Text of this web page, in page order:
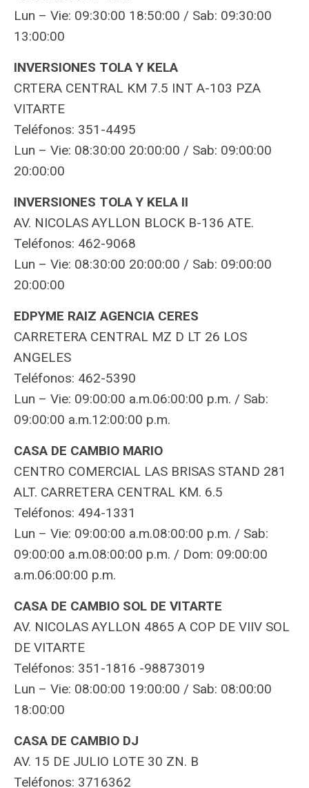
Lun – Vie: 09:30:00 18:50:00 / Sab: 09:30:00
13:00:00
INVERSIONES TOLA Y KELA
CRTERA CENTRAL KM 7.5 INT A-103 PZA
VITARTE
Teléfonos: 351-4495
Lun – Vie: 08:30:00 20:00:00 / Sab: 09:00:00
20:00:00
INVERSIONES TOLA Y KELA II
AV. NICOLAS AYLLON BLOCK B-136 ATE.
Teléfonos: 462-9068
Lun – Vie: 08:30:00 20:00:00 / Sab: 09:00:00
20:00:00
EDPYME RAIZ AGENCIA CERES
CARRETERA CENTRAL MZ D LT 26 LOS
ANGELES
Teléfonos: 462-5390
Lun – Vie: 09:00:00 a.m.06:00:00 p.m. / Sab:
09:00:00 a.m.12:00:00 p.m.
CASA DE CAMBIO MARIO
CENTRO COMERCIAL LAS BRISAS STAND 281
ALT. CARRETERA CENTRAL KM. 6.5
Teléfonos: 494-1331
Lun – Vie: 09:00:00 a.m.08:00:00 p.m. / Sab:
09:00:00 a.m.08:00:00 p.m. / Dom: 09:00:00
a.m.06:00:00 p.m.
CASA DE CAMBIO SOL DE VITARTE
AV. NICOLAS AYLLON 4865 A COP DE VIIV SOL
DE VITARTE
Teléfonos: 351-1816 -98873019
Lun – Vie: 08:00:00 19:00:00 / Sab: 08:00:00
18:00:00
CASA DE CAMBIO DJ
AV. 15 DE JULIO LOTE 30 ZN. B
Teléfonos: 3716362